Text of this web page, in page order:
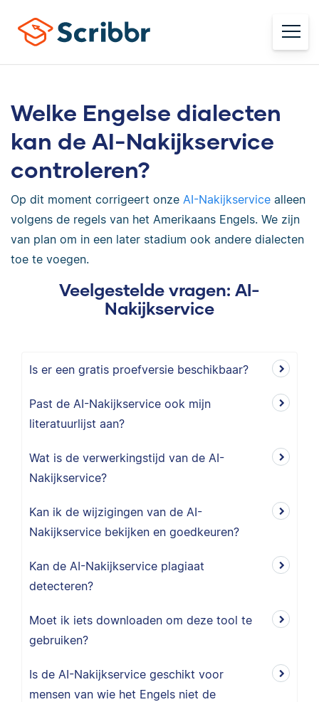
Welke Engelse dialecten
kan de AI-Nakijkservice
controleren?
Op dit moment corrigeert onze AI-Nakijkservice alleen
volgens de regels van het Amerikaans Engels. We zijn
van plan om in een later stadium ook andere dialecten
toe te voegen.
Veelgestelde vragen: AI-
Nakijkservice
Is er een gratis proefversie beschikbaar?
Past de AI-Nakijkservice ook mijn
literatuurlijst aan?
Wat is de verwerkingstijd van de AI-
Nakijkservice?
Kan ik de wijzigingen van de AI-
Nakijkservice bekijken en goedkeuren?
Kan de AI-Nakijkservice plagiaat
detecteren?
Moet ik iets downloaden om deze tool te
gebruiken?
Is de AI-Nakijkservice geschikt voor
mensen van wie het Engels niet de